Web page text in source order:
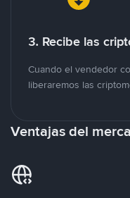
3. Recibe las
Cuando el vendedor
liberaremos las
Ventajas del